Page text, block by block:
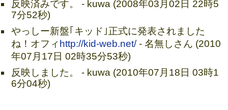
反映済みです。 - kuwa (2008年03月02日 22時5
7分52秒)
やっしー新盤｢キッド｣正式に発表されました
ね！オフィ http://kid-web.net/- 名無しさん (2010
年07月17日 02時35分53秒)
反映しました。 - kuwa (2010年07月18日 03時1
6分04秒)